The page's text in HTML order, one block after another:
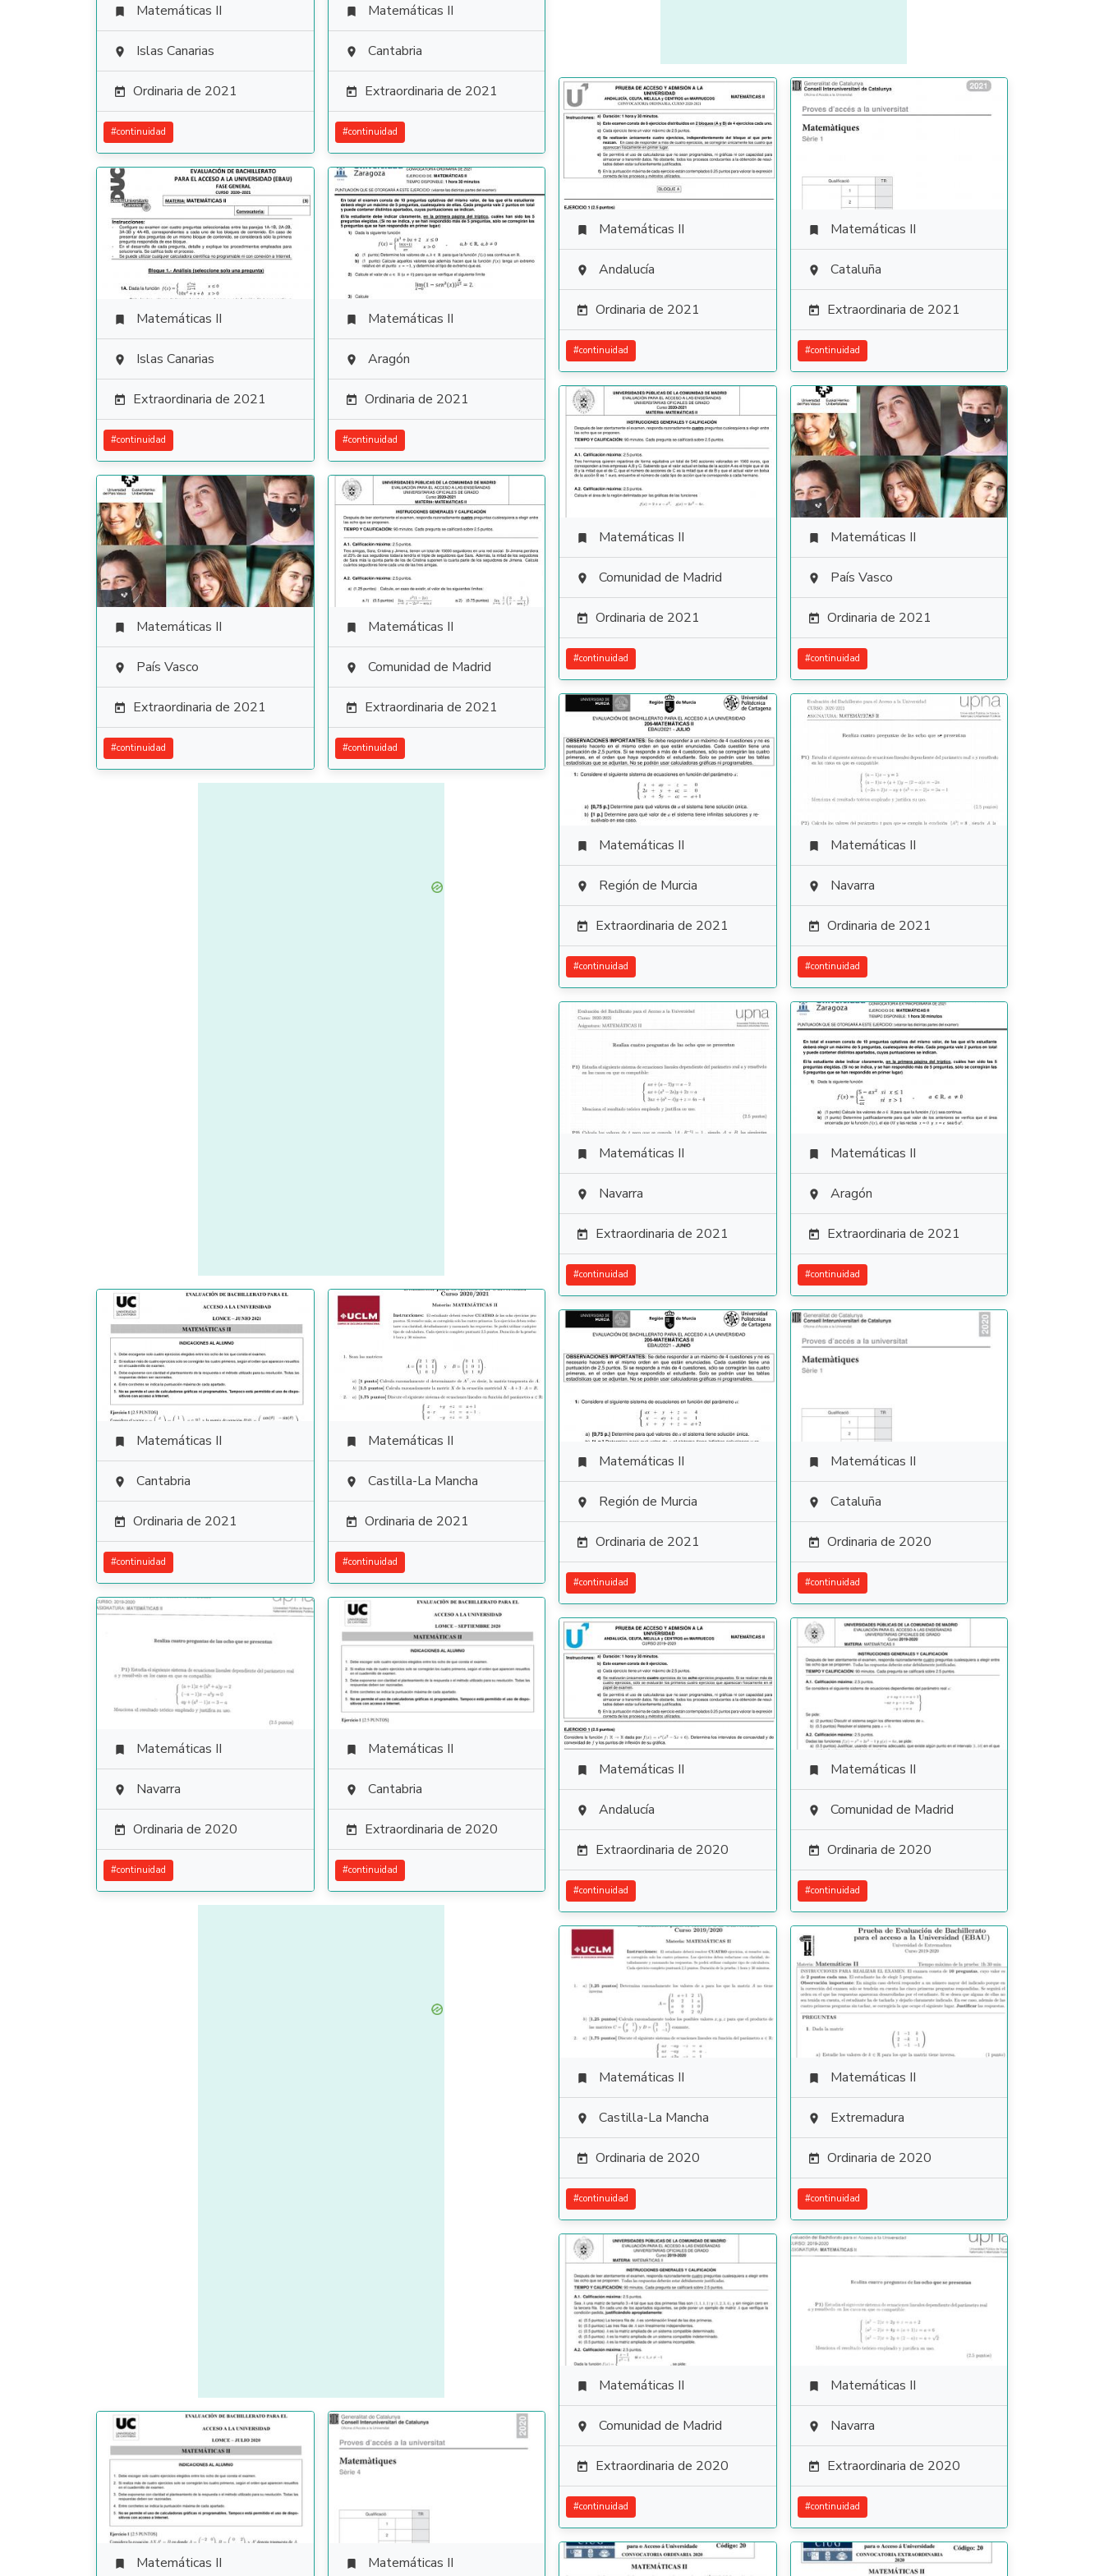
 Matemáticas II
 Islas Canarias
 Ordinaria de 2021
#continuidad
 Matemáticas II
 Cantabria
 Extraordinaria de 2021
#continuidad
 Matemáticas II
 Andalucía
 Ordinaria de 2021
#continuidad
 Matemáticas II
 Cataluña
 Extraordinaria de 2021
#continuidad
 Matemáticas II
 Islas Canarias
 Extraordinaria de 2021
#continuidad
 Matemáticas II
 Aragón
 Ordinaria de 2021
#continuidad
 Matemáticas II
 Comunidad de Madrid
 Ordinaria de 2021
#continuidad
 Matemáticas II
 País Vasco
 Ordinaria de 2021
#continuidad
 Matemáticas II
 País Vasco
 Extraordinaria de 2021
#continuidad
 Matemáticas II
 Comunidad de Madrid
 Extraordinaria de 2021
#continuidad
 Matemáticas II
 Región de Murcia
 Extraordinaria de 2021
#continuidad
 Matemáticas II
 Navarra
 Ordinaria de 2021
#continuidad
 Matemáticas II
 Navarra
 Extraordinaria de 2021
#continuidad
 Matemáticas II
 Aragón
 Extraordinaria de 2021
#continuidad
 Matemáticas II
 Cantabria
 Ordinaria de 2021
#continuidad
 Matemáticas II
 Castilla-La Mancha
 Ordinaria de 2021
#continuidad
 Matemáticas II
 Región de Murcia
 Ordinaria de 2021
#continuidad
 Matemáticas II
 Cataluña
 Ordinaria de 2020
#continuidad
 Matemáticas II
 Navarra
 Ordinaria de 2020
#continuidad
 Matemáticas II
 Cantabria
 Extraordinaria de 2020
#continuidad
 Matemáticas II
 Andalucía
 Extraordinaria de 2020
#continuidad
 Matemáticas II
 Comunidad de Madrid
 Ordinaria de 2020
#continuidad
 Matemáticas II
 Castilla-La Mancha
 Ordinaria de 2020
#continuidad
 Matemáticas II
 Extremadura
 Ordinaria de 2020
#continuidad
 Matemáticas II
 Comunidad de Madrid
 Extraordinaria de 2020
#continuidad
 Matemáticas II
 Navarra
 Extraordinaria de 2020
#continuidad
 Matemáticas II  Matemáticas II